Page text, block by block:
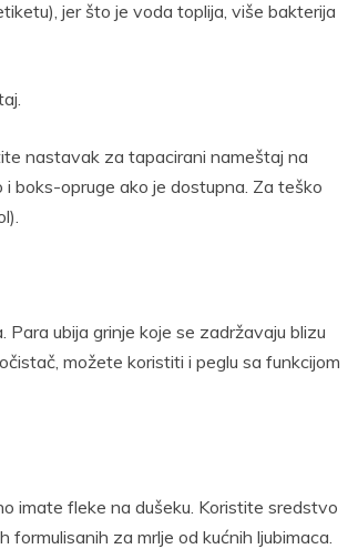
jer što je voda toplija, više bakterija
nastavak za tapacirani nameštaj na
boks-opruge ako je dostupna. Za teško
ubija grinje koje se zadržavaju blizu
možete koristiti i peglu sa funkcijom
imate fleke na dušeku. Koristite sredstvo
za mrlje od kućnih ljubimaca.